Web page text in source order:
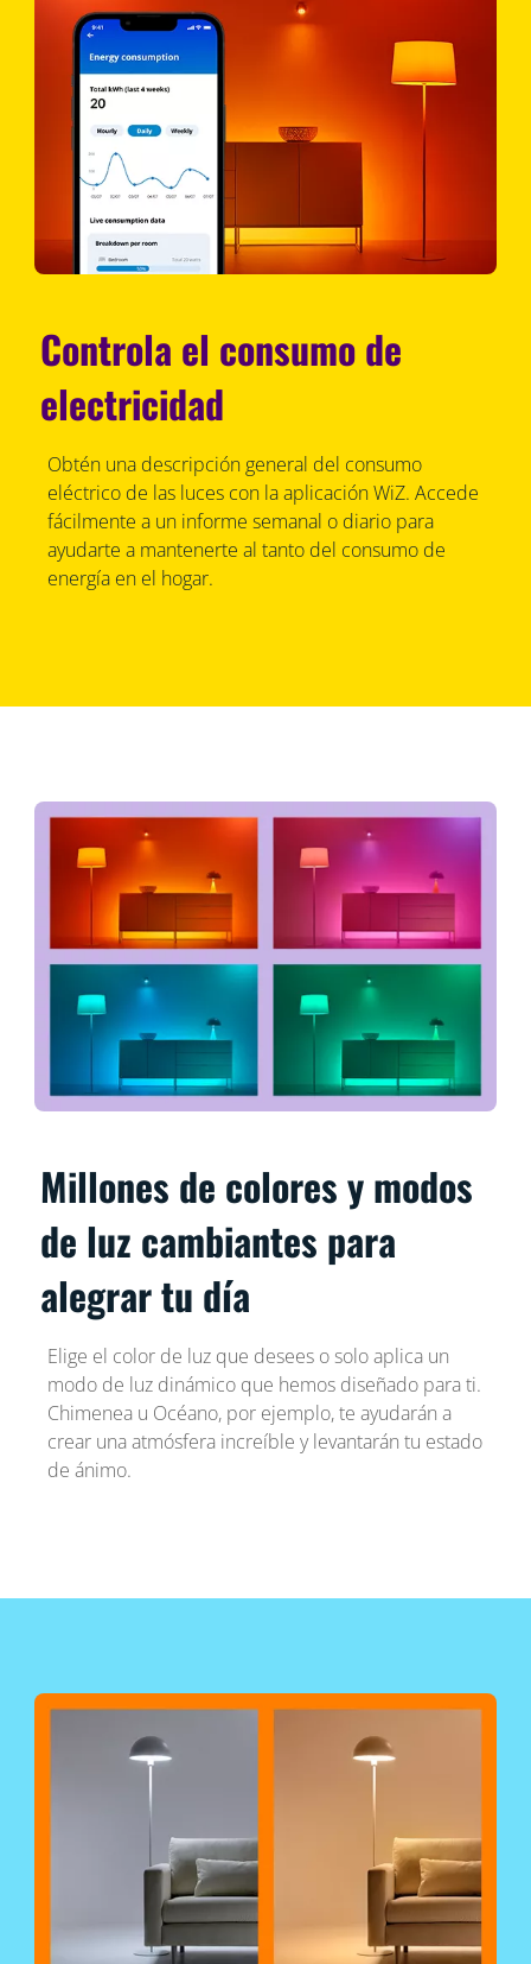
Controla el consumo de
electricidad
Obtén una descripción general del consumo
eléctrico de las luces con la aplicación WiZ. Accede
fácilmente a un informe semanal o diario para
ayudarte a mantenerte al tanto del consumo de
energía en el hogar.
Millones de colores y modos
de luz cambiantes para
alegrar tu día
Elige el color de luz que desees o solo aplica un
modo de luz dinámico que hemos diseñado para ti.
Chimenea u Océano, por ejemplo, te ayudarán a
crear una atmósfera increíble y levantarán tu estado
de ánimo.